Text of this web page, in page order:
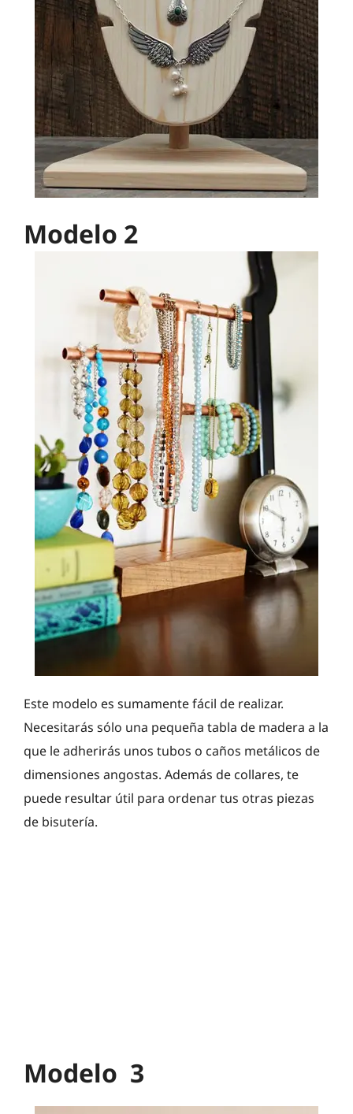
Modelo 2
Este modelo es sumamente fácil de realizar.
Necesitarás sólo una pequeña tabla de madera a la
que le adherirás unos tubos o caños metálicos de
dimensiones angostas. Además de collares, te
puede resultar útil para ordenar tus otras piezas
de bisutería.
Modelo 3